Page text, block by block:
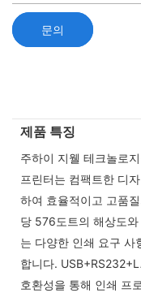
문의
제품 특징
주하이 지웰 테크놀로
프린터는 컴팩트한 디
하여 효율적이고 고품
당 576도트의 해상도
는 다양한 인쇄 요구 사
합니다.
호환성을 통해 인쇄 프